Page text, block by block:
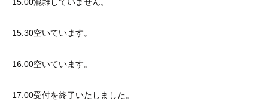
15:30空いています。
16:00空いています。
17:00受付を終了いたしました。